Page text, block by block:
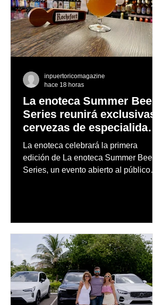
La enoteca Summer Beer
Series reunirá exclusivas
cervezas de especialidad
en un evento abierto al
público
La enoteca celebrará la primera
edición de La enoteca Summer Beer
Series, un evento abierto al público
inpuertoricomagazine
hace 18 horas